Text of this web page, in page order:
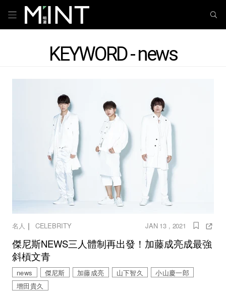
KEYWORD - news
名人 ｜ CELEBRITY JAN 13 , 2021
傑尼斯NEWS三人體制再出發！加藤成亮成最強
斜槓文青
news 傑尼斯 加藤成亮 山下智久
小山慶一郎
增田貴久